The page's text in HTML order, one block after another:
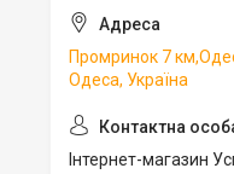
Промринок 7
Одеса, Україна
Інтернет-магазин